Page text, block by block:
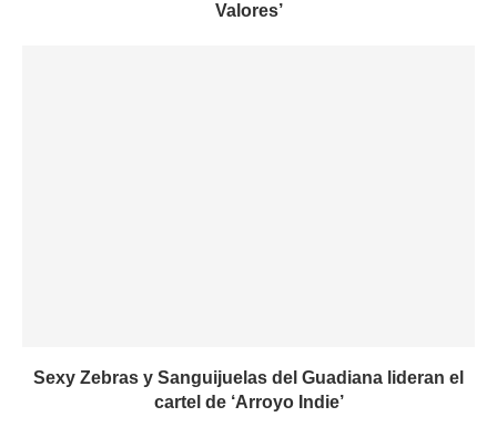
Valores’
Sexy Zebras y Sanguijuelas del Guadiana lideran el
cartel de ‘Arroyo Indie’